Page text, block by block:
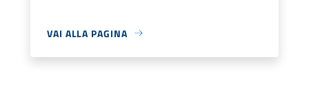
VAI ALLA PAGINA